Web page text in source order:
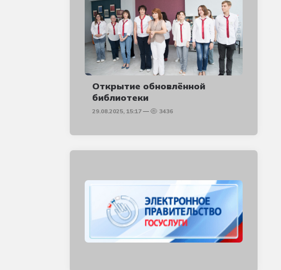
Открытие обновлённой
библиотеки
29.08.2025, 15:17 3436